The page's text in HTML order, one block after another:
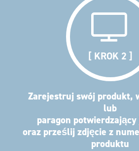
[ KROK 2 ]
Zarejestruj swój produkt,
lub
paragon
oraz prześlij zdjęcie z
produktu